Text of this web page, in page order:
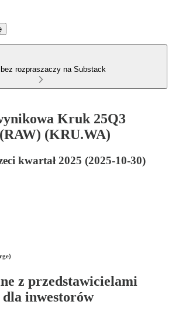
rozpraszaczy na Substack
Kruk 25Q3
(KRU.WA)
kwartał 2025 (2025-10-30)
z przedstawicielami
inwestorów